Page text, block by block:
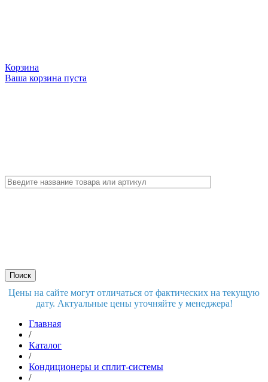
Корзина
Ваша корзина пуста
Цены на сайте могут отличаться от фактических на текущую
дату. Актуальные цены уточняйте у менеджера!
Главная
/
Каталог
/
Кондиционеры и сплит-системы
/